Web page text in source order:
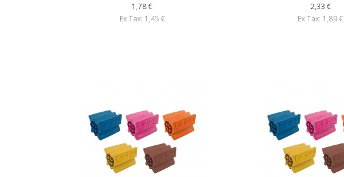
1,78 €
Ex Tax: 1,45 €
2,33 €
Ex Tax: 1,89 €